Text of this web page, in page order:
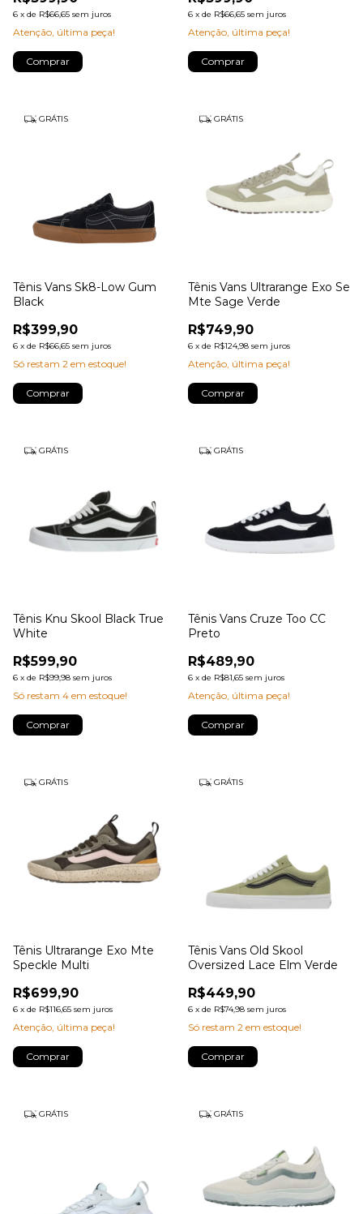
6 x de R$66,65 sem juros
Atenção, última peça!
Comprar
6 x de R$66,65 sem juros
Atenção, última peça!
Comprar
GRÁTIS
Tênis Vans Sk8-Low Gum
Black
R$399,90
6 x de R$66,65 sem juros
Só restam 2 em estoque!
Comprar
GRÁTIS
Tênis Vans Ultrarange Exo Se
Mte Sage Verde
R$749,90
6 x de R$124,98 sem juros
Atenção, última peça!
Comprar
GRÁTIS
Tênis Knu Skool Black True
White
R$599,90
6 x de R$99,98 sem juros
Só restam 4 em estoque!
Comprar
GRÁTIS
Tênis Vans Cruze Too CC
Preto
R$489,90
6 x de R$81,65 sem juros
Atenção, última peça!
Comprar
GRÁTIS
Tênis Ultrarange Exo Mte
Speckle Multi
R$699,90
6 x de R$116,65 sem juros
Atenção, última peça!
Comprar
GRÁTIS
Tênis Vans Old Skool
Oversized Lace Elm Verde
R$449,90
6 x de R$74,98 sem juros
Só restam 2 em estoque!
Comprar
GRÁTIS GRÁTIS